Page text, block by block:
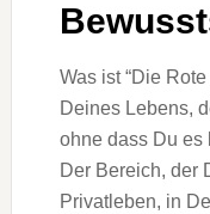
Was ist “Die
Deines Lebens,
ohne dass Du es
Der Bereich, der
Privatleben, in